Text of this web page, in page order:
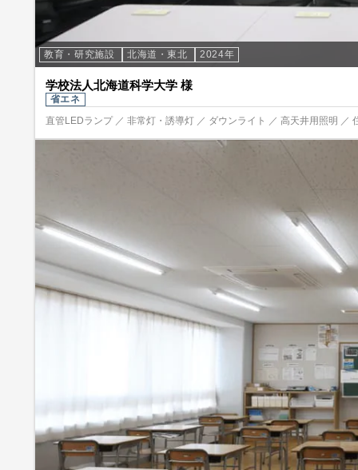
教育・研究施設 北海道・東北 2024年
学校法人北海道科学大学 様
省エネ
直管LEDランプ ／ 非常灯・誘導灯 ／ ダウンライト ／ 高天井用照明 ／